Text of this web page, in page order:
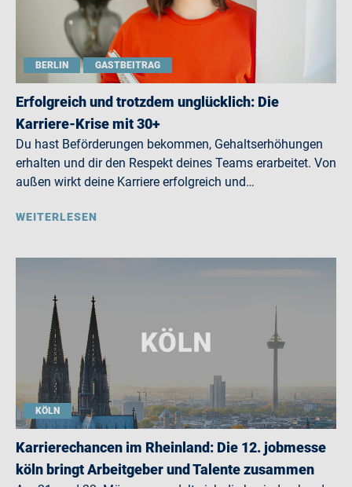
BERLIN GASTBEITRAG
Erfolgreich und trotzdem unglücklich: Die
Karriere-Krise mit 30+
Du hast Beförderungen bekommen, Gehaltserhöhungen
erhalten und dir den Respekt deines Teams erarbeitet. Von
außen wirkt deine Karriere erfolgreich und…
WEITERLESEN
KÖLN
Karrierechancen im Rheinland: Die 12. jobmesse
köln bringt Arbeitgeber und Talente zusammen